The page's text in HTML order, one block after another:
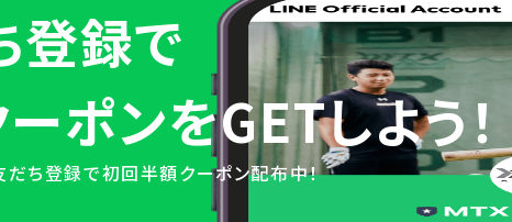
登録で
ポンをGETしよう！
ち登録で初回半額クーポン配布中！